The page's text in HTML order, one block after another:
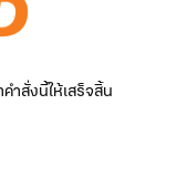
ำสั่งนี้ให้เสร็จสิ้น